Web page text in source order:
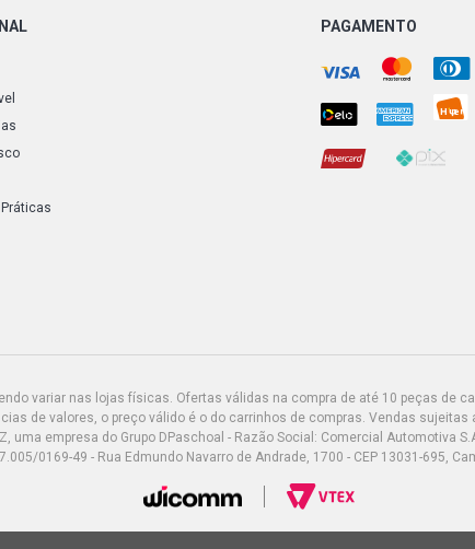
PAGAMENTO
variar nas lojas físicas. Ofertas válidas na compra de até 10 peças de
de valores, o preço válido é o do carrinhos de compras. Vendas
uma empresa do Grupo DPaschoal - Razão Social: Comercial Automotiva
0169-49 - Rua Edmundo Navarro de Andrade, 1700 - CEP 13031-695,